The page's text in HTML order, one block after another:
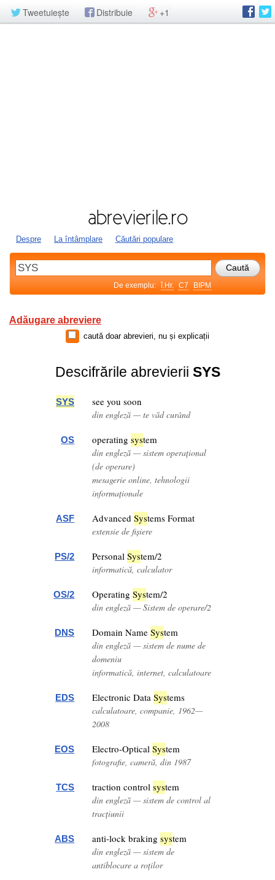
Tweetuiește Distribuie +1
Despre La întâmplare Căutări populare
De exemplu: î.Hr. C7 BIPM
Adăugare abreviere
caută doar abrevieri, nu și explicații
Descifrările abrevierii SYS
SYS see you soon
din engleză — te văd curând
OS operatingsystem
din engleză — sistem operațional
(de operare)
mesagerie online, tehnologii
informaționale
ASF AdvancedSystems Format
extensie de fișiere
PS/2 PersonalSystem/2
informatică, calculator
OS/2 OperatingSystem/2
din engleză — Sistem de operare/2
DNS Domain NameSystem
din engleză — sistem de nume de
domeniu
informatică, internet, calculatoare
EDS Electronic DataSystems
calculatoare, companie, 1962—
2008
EOS Electro-OpticalSystem
fotografie, cameră, din 1987
TCS traction controlsystem
din engleză — sistem de control al
tracțiunii
ABS anti-lock brakingsystem
din engleză — sistem de
antiblocare a roților